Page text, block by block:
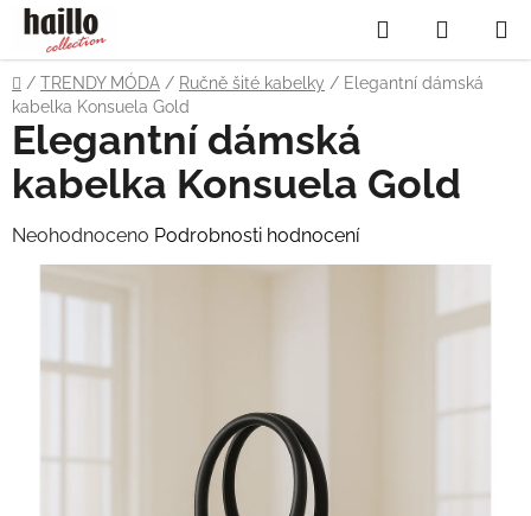
Přejít
obsah
Hledat
KOŠÍK
Domů
/ TRENDY MÓDA / Ručně šité kabelky / Elegantní dámská
kabelka Konsuela Gold
Elegantní dámská
kabelka Konsuela Gold
Průměrné
hodnocení
produktu
hvězdiček.
Neohodnoceno Podrobnosti hodnocení